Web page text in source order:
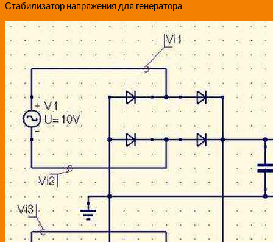
Стабилизатор напряжения для генератора